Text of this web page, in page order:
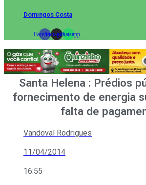
Domingos Costa
FacebookInstagramWhatsapp
Santa Helena : Prédios
fornecimento de energia
falta de
Vandoval Rodrigues
11/04/2014
16:55